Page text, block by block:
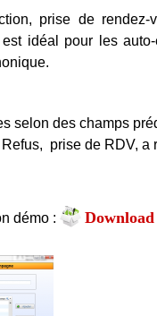
prise de rendez-
idéal pour les
selon des champs
prise de RDV,
démo :
Download